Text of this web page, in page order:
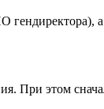
гендиректора),
При этом